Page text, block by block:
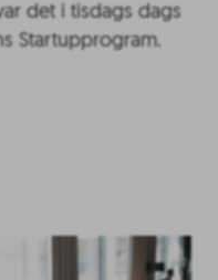
det i tisdags dags
Startupprogram.